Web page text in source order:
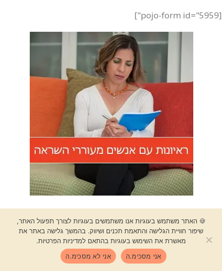
[pojo-form id="5959"]
קטגוריות
🍪 האתר משתמש בעוגיות אנו משתמשים בעוגיות לצורך תפעול האתר,
שיפור חוויית הגלישה והתאמת תכנים ושיווק. בהמשך גלישה באתר את
מאשרת את השימוש בעוגיות בהתאם למדיניות הפרטיות.
אני מסכימ.ה
אני לא מסכימ.ה